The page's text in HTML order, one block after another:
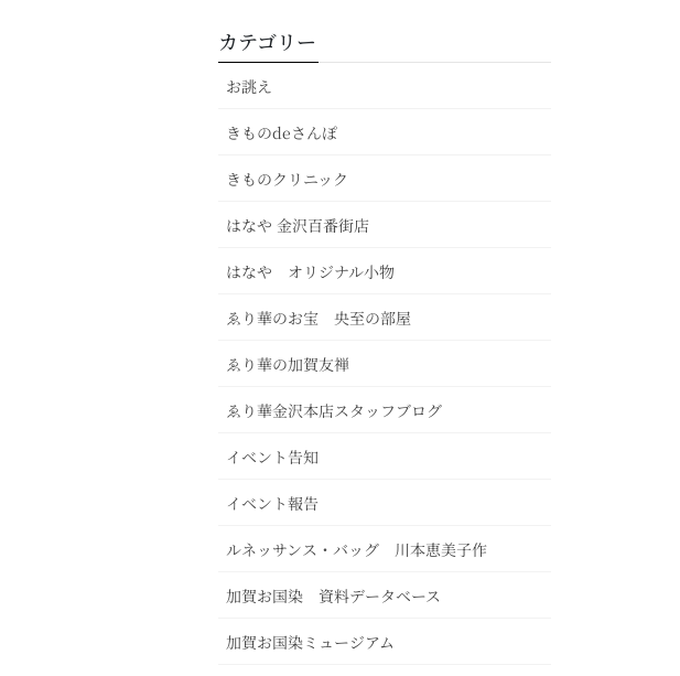
カテゴリー
お誂え
きものdeさんぽ
きものクリニック
はなや 金沢百番街店
はなや オリジナル小物
ゑり華のお宝 央至の部屋
ゑり華の加賀友禅
ゑり華金沢本店スタッフブログ
イベント告知
イベント報告
ルネッサンス・バッグ 川本恵美子作
加賀お国染 資料データベース
加賀お国染ミュージアム